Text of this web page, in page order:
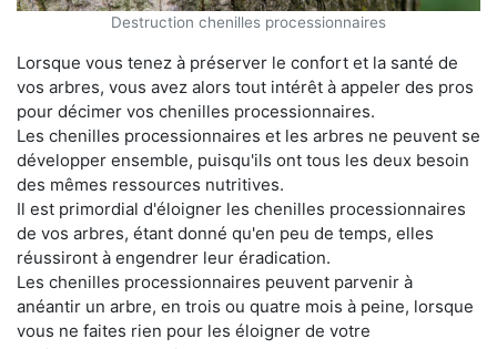
Destruction chenilles processionnaires
Lorsque vous tenez à préserver le confort et la santé de
vos arbres, vous avez alors tout intérêt à appeler des pros
pour décimer vos chenilles processionnaires.
Les chenilles processionnaires et les arbres ne peuvent se
développer ensemble, puisqu'ils ont tous les deux besoin
des mêmes ressources nutritives.
Il est primordial d'éloigner les chenilles processionnaires
de vos arbres, étant donné qu'en peu de temps, elles
réussiront à engendrer leur éradication.
Les chenilles processionnaires peuvent parvenir à
anéantir un arbre, en trois ou quatre mois à peine, lorsque
vous ne faites rien pour les éloigner de votre